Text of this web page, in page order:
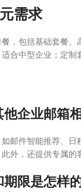
需求
，包括基础套餐
合中型企业；定
企业邮箱
邮件智能推荐、
外，还提供专属的
限是怎样